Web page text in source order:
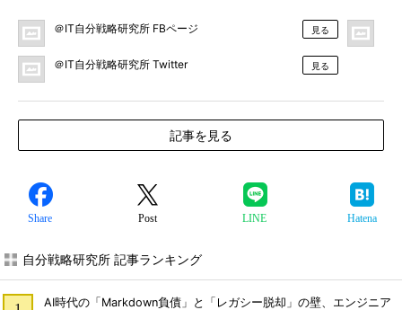
＠IT自分戦略研究所 FBページ 見る
＠IT自分戦略研究所 Twitter 見る
記事を見る
Share Post LINE Hatena
自分戦略研究所 記事ランキング
AI時代の「Markdown負債」と「レガシー脱却」の壁、エンジニア